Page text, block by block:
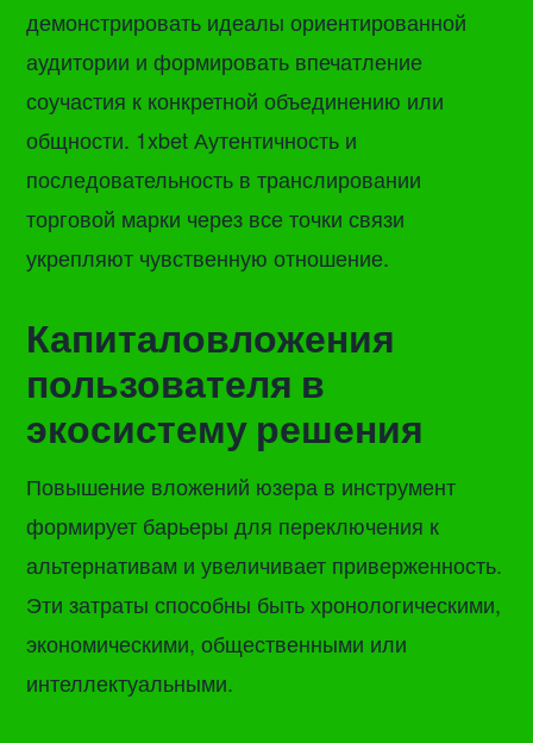
демонстрировать идеалы ориентированной
аудитории и формировать впечатление
соучастия к конкретной объединению или
общности. 1xbet Аутентичность и
последовательность в транслировании
торговой марки через все точки связи
укрепляют чувственную отношение.
Капиталовложения
пользователя в
экосистему решения
Повышение вложений юзера в инструмент
формирует барьеры для переключения к
альтернативам и увеличивает приверженность.
Эти затраты способны быть хронологическими,
экономическими, общественными или
интеллектуальными.